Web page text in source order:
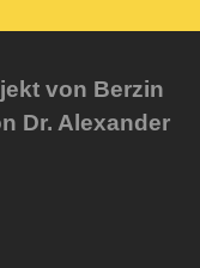
von Berzin
Dr. Alexander